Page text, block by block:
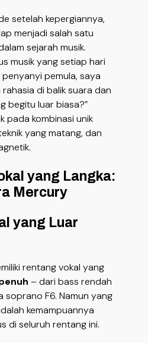
setelah kepergiannya,
menjadi salah satu
sejarah musik.
musik yang setiap hari
pemula, saya
di balik suara dan
begitu luar biasa?”
pada kombinasi unik
yang matang, dan
yang Langka:
Mercury
yang Luar
rentang vokal yang
– dari bass rendah
soprano F6. Namun yang
kemampuannya
di seluruh rentang ini.